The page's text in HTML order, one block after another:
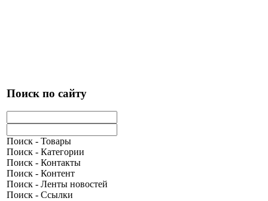
Поиск по сайту
Поиск - Товары
Поиск - Категории
Поиск - Контакты
Поиск - Контент
Поиск - Ленты новостей
Поиск - Ссылки